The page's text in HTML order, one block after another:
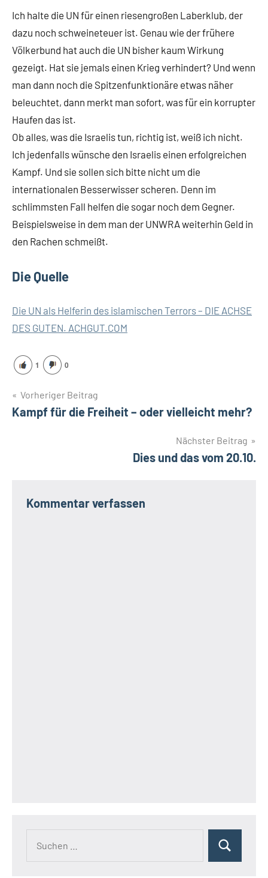
Ich halte die UN für einen riesengroßen Laberklub, der
dazu noch schweineteuer ist. Genau wie der frühere
Völkerbund hat auch die UN bisher kaum Wirkung
gezeigt. Hat sie jemals einen Krieg verhindert? Und wenn
man dann noch die Spitzenfunktionäre etwas näher
beleuchtet, dann merkt man sofort, was für ein korrupter
Haufen das ist.
Ob alles, was die Israelis tun, richtig ist, weiß ich nicht.
Ich jedenfalls wünsche den Israelis einen erfolgreichen
Kampf. Und sie sollen sich bitte nicht um die
internationalen Besserwisser scheren. Denn im
schlimmsten Fall helfen die sogar noch dem Gegner.
Beispielsweise in dem man der UNWRA weiterhin Geld in
den Rachen schmeißt.
Die Quelle
Die UN als Helferin des islamischen Terrors – DIE ACHSE
DES GUTEN. ACHGUT.COM
1 0
Beitragsnavigation
Vorheriger Beitrag
Kampf für die Freiheit – oder vielleicht mehr?
Nächster Beitrag
Dies und das vom 20.10.
Kommentar verfassen
Suchen